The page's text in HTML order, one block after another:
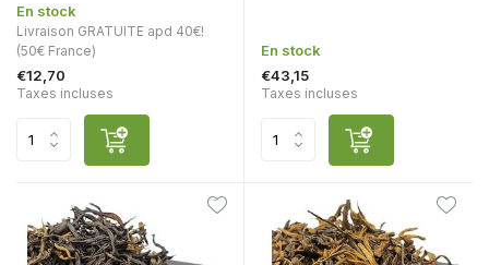
En stock
Livraison GRATUITE apd 40€!
(50€ France)
€12,70
Taxes incluses
En stock
€43,15
Taxes incluses